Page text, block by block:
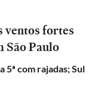
ventos fortes
São Paulo
com rajadas; Sul